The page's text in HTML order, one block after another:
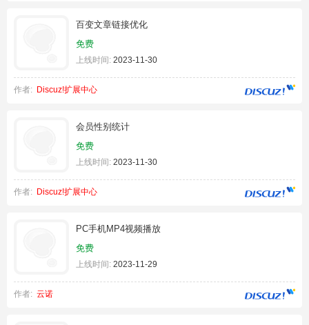
百变文章链接优化
免费
上线时间: 2023-11-30
作者: Discuz!扩展中心
会员性别统计
免费
上线时间: 2023-11-30
作者: Discuz!扩展中心
PC手机MP4视频播放
免费
上线时间: 2023-11-29
作者: 云诺